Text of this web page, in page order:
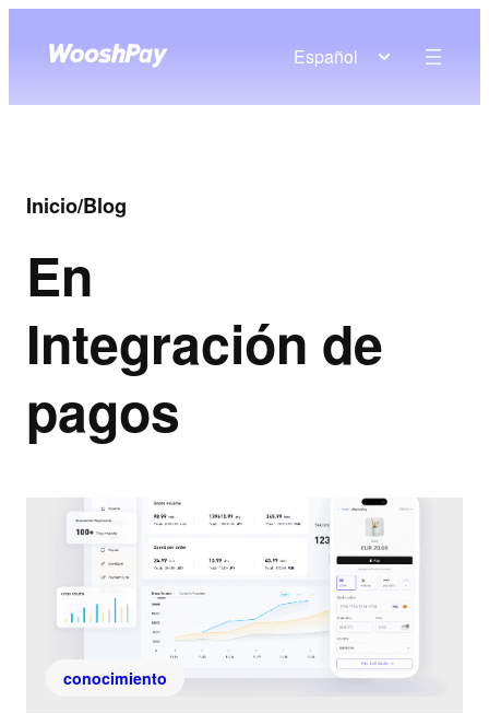
Español
Inicio/Blog
En
Integración de
pagos
conocimiento